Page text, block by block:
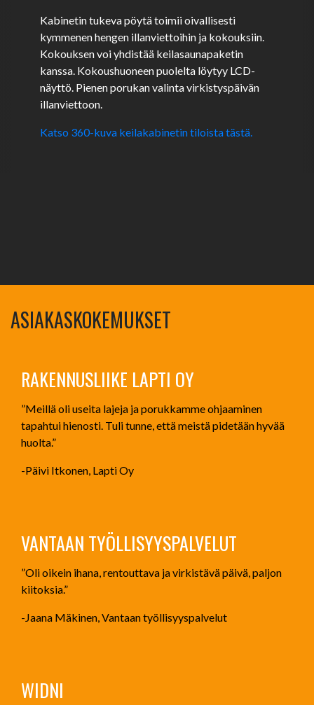
Kabinetin tukeva pöytä toimii oivallisesti
kymmenen hengen illanviettoihin ja kokouksiin.
Kokouksen voi yhdistää keilasaunapaketin
kanssa. Kokoushuoneen puolelta löytyy LCD-
näyttö. Pienen porukan valinta virkistyspäivän
illanviettoon.
Katso 360-kuva keilakabinetin tiloista tästä.
ASIAKASKOKEMUKSET
RAKENNUSLIIKE LAPTI OY
”Meillä oli useita lajeja ja porukkamme ohjaaminen
tapahtui hienosti. Tuli tunne, että meistä pidetään hyvää
huolta.”
-Päivi Itkonen, Lapti Oy
VANTAAN TYÖLLISYYSPALVELUT
”Oli oikein ihana, rentouttava ja virkistävä päivä, paljon
kiitoksia.”
-Jaana Mäkinen, Vantaan työllisyyspalvelut
WIDNI